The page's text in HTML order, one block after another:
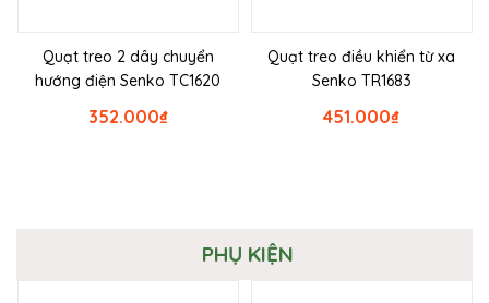
Quạt treo 2 dây chuyển
hướng điện Senko TC1620
₫
352.000
Quạt treo điều khiển từ xa
Senko TR1683
₫
451.000
PHỤ KIỆN